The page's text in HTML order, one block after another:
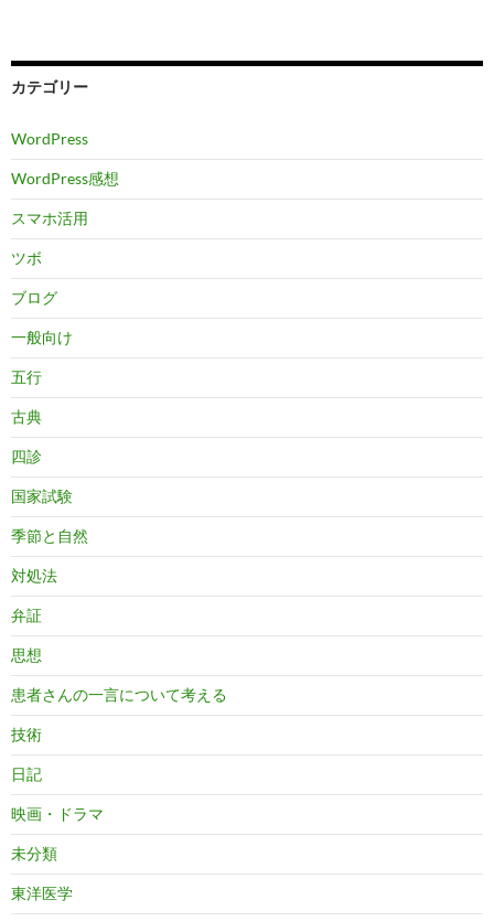
カテゴリー
WordPress
WordPress感想
スマホ活用
ツボ
ブログ
一般向け
五行
古典
四診
国家試験
季節と自然
対処法
弁証
思想
患者さんの一言について考える
技術
日記
映画・ドラマ
未分類
東洋医学